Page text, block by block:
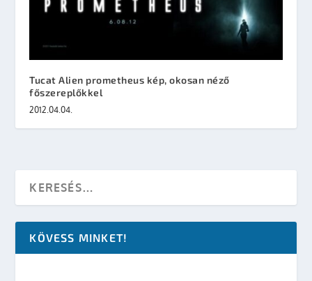
Tucat Alien prometheus kép, okosan néző
főszereplőkkel
2012.04.04.
KÖVESS MINKET!